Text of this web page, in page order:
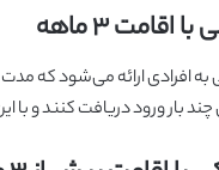
اقامت ۳ ماهه
چند بار ورود دریافت کنند و با